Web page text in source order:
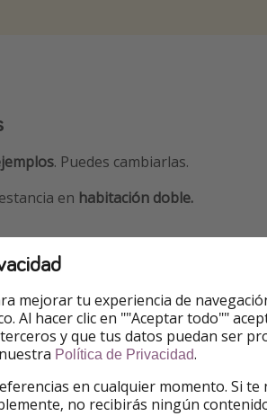
. Puedes cambiarlas.
en habitación doble.
- 58€
- 58€
47€ ✅
47€ ✅
mejorar tu experiencia de
Al hacer clic en ""Aceptar todo""
y que tus datos puedan ser
Política de Privacidad.
en cualquier momento. Si
no recibirás ningún